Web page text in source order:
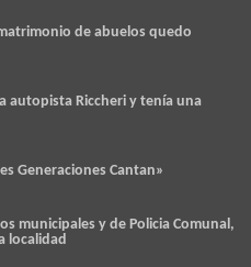
de abuelos quedo
autopista Riccheri y tenía una
Generaciones Cantan»
municipales y de Policia Comunal,
localidad